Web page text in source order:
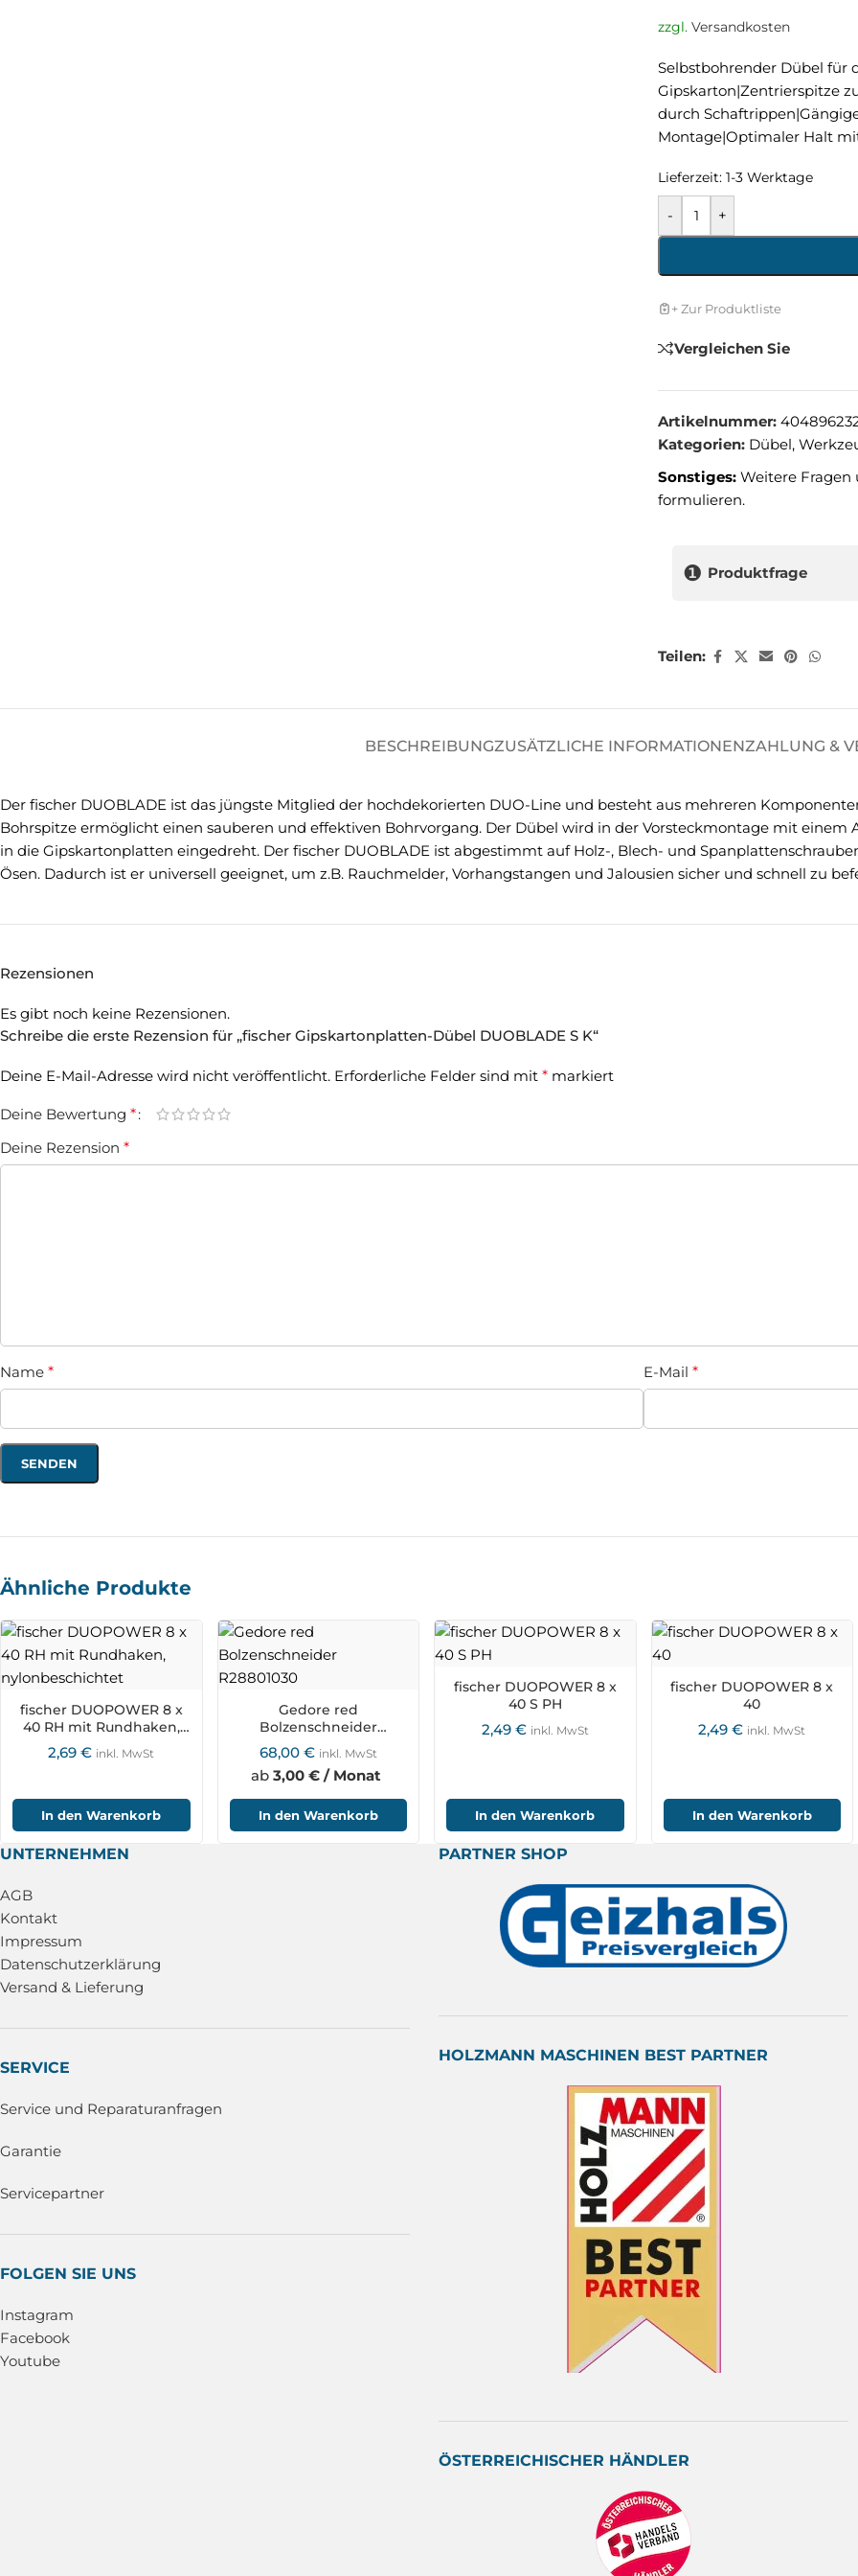
zzgl. Versandkosten
Selbstbohrender Dübel für
Gipskarton|Zentrierspitze
durch
Montage|Optimaler Halt
Lieferzeit: 1-3 Werktage
- +
+ Zur Produktliste
Vergleichen Sie
Artikelnummer:
Kategorien: Dübel,
Sonstiges: Weitere
formulieren.
❶ Produktfrage
Teilen:
BESCHREIBUNGZUSÄTZLICHE INFORMATIONENZAHLUNG &
Der fischer DUOBLADE ist das jüngste Mitglied der hochdekorierten DUO-Line und besteht aus mehreren
Bohrspitze ermöglicht einen sauberen und effektiven Bohrvorgang. Der Dübel wird in der Vorsteckmontage mit
in die Gipskartonplatten eingedreht. Der fischer DUOBLADE ist abgestimmt auf Holz-, Blech- und
Ösen. Dadurch ist er universell geeignet, um z.B. Rauchmelder, Vorhangstangen und Jalousien sicher und schnell zu
Rezensionen
Es gibt noch keine Rezensionen.
Schreibe die erste Rezension für „fischer Gipskartonplatten-Dübel DUOBLADE S K“
Deine E-Mail-Adresse wird nicht veröffentlicht. Erforderliche Felder sind mit * markiert
Deine Bewertung *
Deine Rezension *
Name * E-Mail *
Ähnliche Produkte
fischer DUOPOWER 8 x
40 RH mit Rundhaken,
nylonbeschichtet
2,69€ inkl. MwSt
In den Warenkorb
Gedore red
Bolzenschneider
R28801030
68,00 € inkl. MwSt
ab3,00 € / Monat
In den Warenkorb
fischer DUOPOWER 8 x
40 S PH
2,49 € inkl. MwSt
In den Warenkorb
fischer DUOPOWER 8 x
40
2,49€ inkl. MwSt
In den Warenkorb
UNTERNEHMEN
AGB
Kontakt
Impressum
Datenschutzerklärung
Versand & Lieferung
SERVICE
Service und Reparaturanfragen
Garantie
Servicepartner
FOLGEN SIE UNS
Instagram
Facebook
Youtube
PARTNER SHOP
HOLZMANN MASCHINEN BEST PARTNER
ÖSTERREICHISCHER HÄNDLER